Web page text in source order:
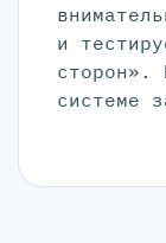
и
сторон».
системе